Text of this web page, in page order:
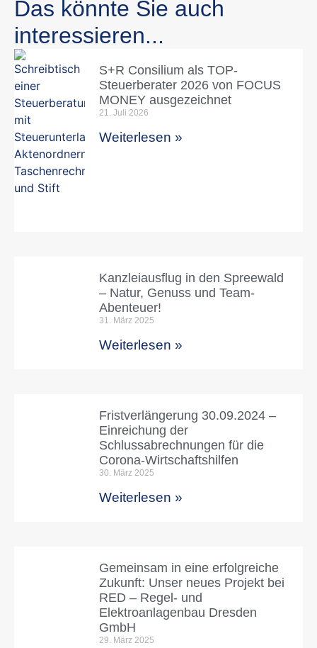
Das könnte Sie auch
interessieren...
S+R Consilium als TOP-
Steuerberater 2026 von FOCUS
MONEY ausgezeichnet
21. Juli 2026
Weiterlesen »
Kanzleiausflug in den Spreewald
– Natur, Genuss und Team-
Abenteuer!
31. März 2025
Weiterlesen »
Fristverlängerung 30.09.2024 –
Einreichung der
Schlussabrechnungen für die
Corona-Wirtschaftshilfen
30. März 2025
Weiterlesen »
Gemeinsam in eine erfolgreiche
Zukunft: Unser neues Projekt bei
RED – Regel- und
Elektroanlagenbau Dresden
GmbH
29. März 2025